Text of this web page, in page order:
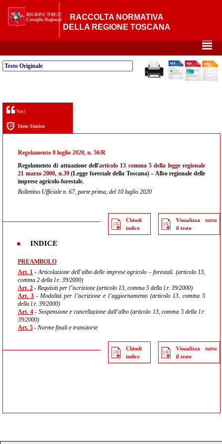
RACCOLTA NORMATIVA
DELLA REGIONE TOSCANA
²
Testo Originale
Voci
Testo Storico
Regolamento 8 luglio 2020, n. 56/R
Regolamento di attuazione dell'articolo 13 comma 5 della legge regionale
21 marzo 2000, n.39(Legge forestale della Toscana) – Albo regionale delle
imprese agricolo-forestale.
Bollettino Ufficiale n. 67, parte prima, del 10 luglio 2020
Chiudi
indice
Visualizza tutto
il testo
INDICE
PREAMBOLO
Art. 1 - Articolazione dell’albo delle imprese agricolo – forestali. (articolo 13,
comma 2 della l.r. 39/2000)
Art. 2 - Requisiti per l’iscrizione (articolo 13, comma 5 della l.r. 39/2000)
Art. 3- Modalità per l’iscrizione e l’aggiornamento (articolo 13, comma 5
della l.r. 39/2000)
Art. 4- Sospensione e cancellazione dall’albo (articolo 13, comma 5 della l.r.
39/2000)
Art. 5 - Norme finali e transitorie
Chiudi
indice
Visualizza tutto
il testo